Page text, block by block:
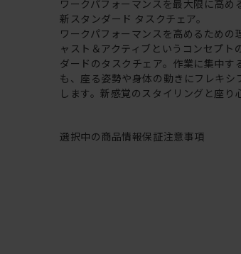
ワークパフォーマンスを最大限に高め
新スタンダード タスクチェア。
ワークパフォーマンスを高めるための
ャスト＆アクティブというコンセプト
ダードのタスクチェア。作業に集中す
も、座る姿勢や身体の動きにフレキシ
します。新感覚のスタイリングと座り
選択中の商品情報保証注意事項